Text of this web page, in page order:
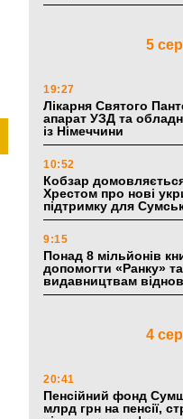
5
19:27
Лікарня Святого
апарат УЗД та
із Німеччини
10:52
Кобзар
Хрестом про нові
підтримку для
9:15
Понад 8 мільйонів
допомогти «Ранку»
видавництвам
4
20:41
Пенсійний фонд
млрд грн на пенсії,